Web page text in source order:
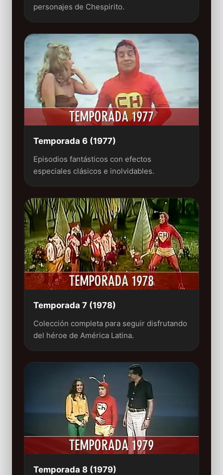
personajes de Chespirito.
Temporada 6 (1977)
Episodios fantásticos con efectos
especiales clásicos e inolvidables.
Temporada 7 (1978)
Colección completa para seguir disfrutando
del héroe de América Latina.
Temporada 8 (1979)